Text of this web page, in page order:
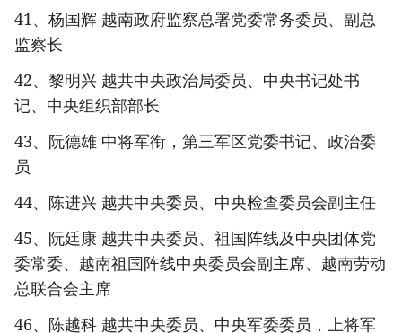
41、杨国辉 越南政府监察总署党委常务委员、副总
监察长
42、黎明兴 越共中央政治局委员、中央书记处书
记、中央组织部部长
43、阮德雄 中将军衔，第三军区党委书记、政治委
员
44、陈进兴 越共中央委员、中央检查委员会副主任
45、阮廷康 越共中央委员、祖国阵线及中央团体党
委常委、越南祖国阵线中央委员会副主席、越南劳动
总联合会主席
46、陈越科 越共中央委员、中央军委委员，上将军